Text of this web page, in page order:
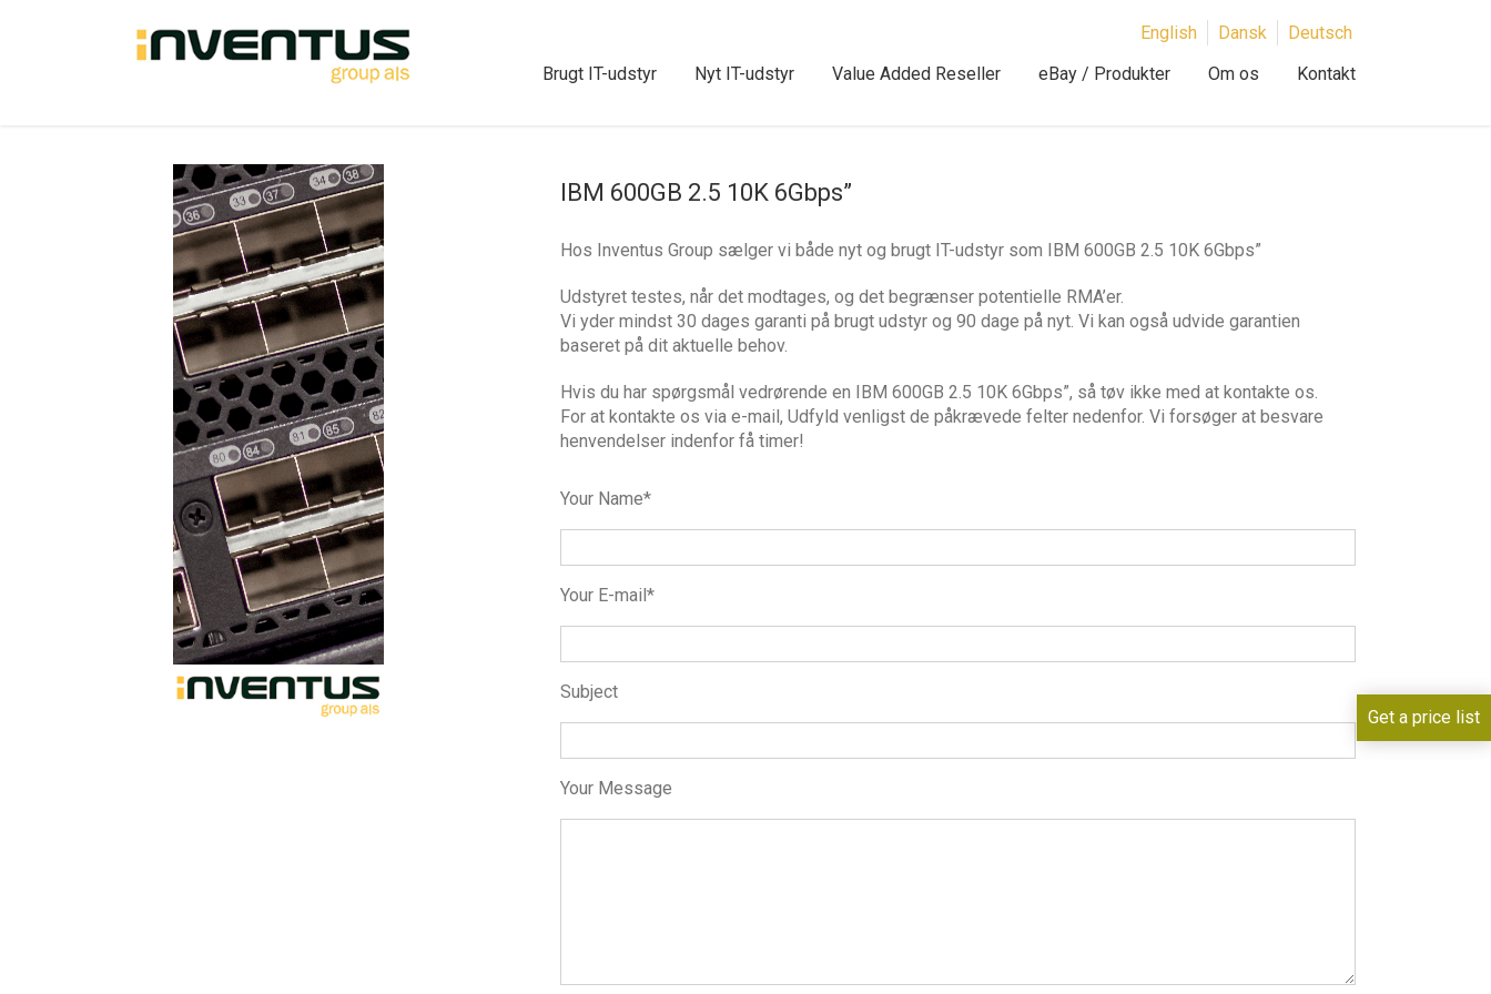
Brugt IT-udstyr Nyt IT-udstyr Value Added Reseller eBay / Produkter Om os Kontakt
English Dansk Deutsch
IBM 600GB 2.5 10K 6Gbps”
Hos Inventus Group sælger vi både nyt og brugt IT-udstyr som IBM 600GB 2.5 10K 6Gbps”
Udstyret testes, når det modtages, og det begrænser potentielle RMA’er.
Vi yder mindst 30 dages garanti på brugt udstyr og 90 dage på nyt. Vi kan også udvide garantien
baseret på dit aktuelle behov.
Hvis du har spørgsmål vedrørende en IBM 600GB 2.5 10K 6Gbps”, så tøv ikke med at kontakte os.
For at kontakte os via e-mail, Udfyld venligst de påkrævede felter nedenfor. Vi forsøger at besvare
henvendelser indenfor få timer!
Your Name*
Your E-mail*
Subject
Your Message
Get a price list